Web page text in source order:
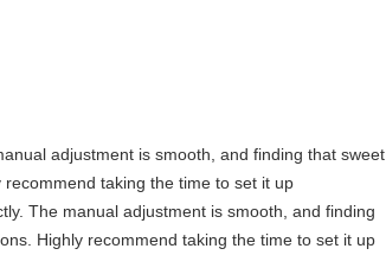
adjustment is smooth, and finding that sweet
taking the time to set it up
The manual adjustment is smooth, and finding
Highly recommend taking the time to set it up